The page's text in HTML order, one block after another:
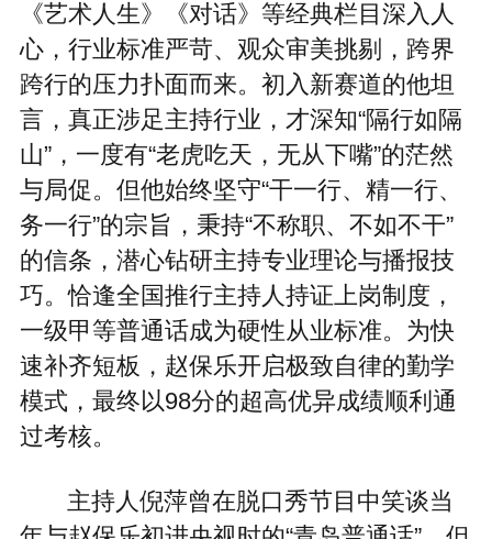
《艺术人生》《对话》等经典栏目深入人
心，行业标准严苛、观众审美挑剔，跨界
跨行的压力扑面而来。初入新赛道的他坦
言，真正涉足主持行业，才深知“隔行如隔
山”，一度有“老虎吃天，无从下嘴”的茫然
与局促。但他始终坚守“干一行、精一行、
务一行”的宗旨，秉持“不称职、不如不干”
的信条，潜心钻研主持专业理论与播报技
巧。恰逢全国推行主持人持证上岗制度，
一级甲等普通话成为硬性从业标准。为快
速补齐短板，赵保乐开启极致自律的勤学
模式，最终以98分的超高优异成绩顺利通
过考核。
主持人倪萍曾在脱口秀节目中笑谈当